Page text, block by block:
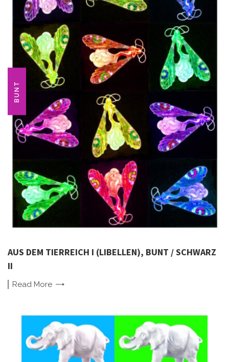
BUNT
AUS DEM TIERREICH I (LIBELLEN), BUNT / SCHWARZ
II
Read More